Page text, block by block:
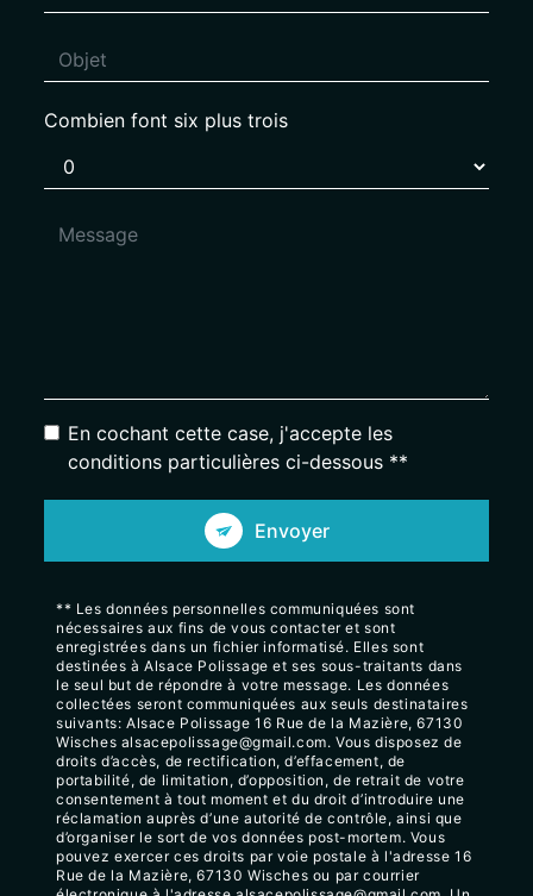
Combien font six plus trois
En cochant cette case, j'accepte les
conditions particulières ci-dessous **
Envoyer
** Les données personnelles communiquées sont
nécessaires aux fins de vous contacter et sont
enregistrées dans un fichier informatisé. Elles sont
destinées à Alsace Polissage et ses sous-traitants dans
le seul but de répondre à votre message. Les données
collectées seront communiquées aux seuls destinataires
suivants: Alsace Polissage 16 Rue de la Mazière, 67130
Wisches alsacepolissage@gmail.com. Vous disposez de
droits d’accès, de rectification, d’effacement, de
portabilité, de limitation, d’opposition, de retrait de votre
consentement à tout moment et du droit d’introduire une
réclamation auprès d’une autorité de contrôle, ainsi que
d’organiser le sort de vos données post-mortem. Vous
pouvez exercer ces droits par voie postale à l'adresse 16
Rue de la Mazière, 67130 Wisches ou par courrier